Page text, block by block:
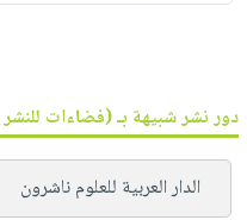
دور نشر شبيهة بـ (فضاءات للنشر
الدار العربية للعلوم ناشرون